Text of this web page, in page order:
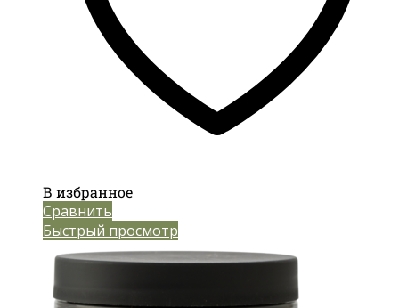
В избранное
Сравнить
Быстрый просмотр